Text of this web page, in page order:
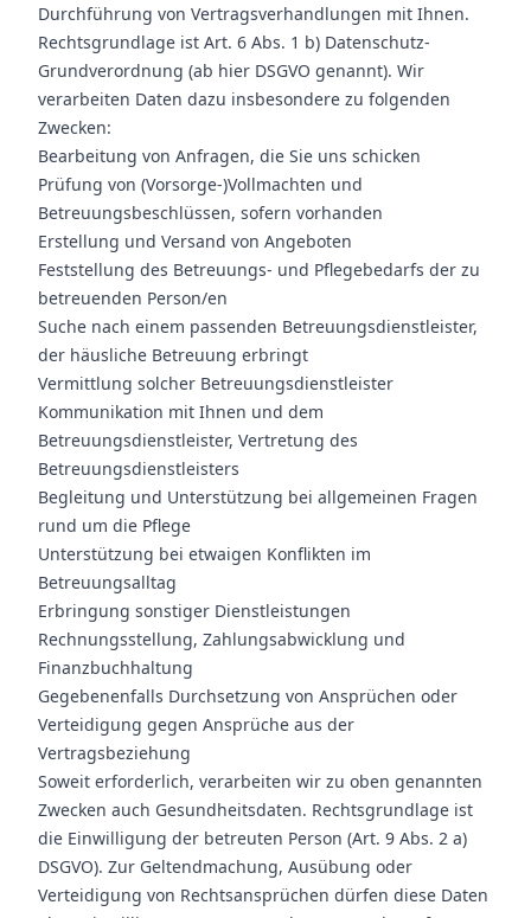
Durchführung von Vertragsverhandlungen mit Ihnen.
Rechtsgrundlage ist Art. 6 Abs. 1 b) Datenschutz-
Grundverordnung (ab hier DSGVO genannt). Wir
verarbeiten Daten dazu insbesondere zu folgenden
Zwecken:
Bearbeitung von Anfragen, die Sie uns schicken
Prüfung von (Vorsorge-)Vollmachten und
Betreuungsbeschlüssen, sofern vorhanden
Erstellung und Versand von Angeboten
Feststellung des Betreuungs- und Pflegebedarfs der zu
betreuenden Person/en
Suche nach einem passenden Betreuungsdienstleister,
der häusliche Betreuung erbringt
Vermittlung solcher Betreuungsdienstleister
Kommunikation mit Ihnen und dem
Betreuungsdienstleister, Vertretung des
Betreuungsdienstleisters
Begleitung und Unterstützung bei allgemeinen Fragen
rund um die Pflege
Unterstützung bei etwaigen Konflikten im
Betreuungsalltag
Erbringung sonstiger Dienstleistungen
Rechnungsstellung, Zahlungsabwicklung und
Finanzbuchhaltung
Gegebenenfalls Durchsetzung von Ansprüchen oder
Verteidigung gegen Ansprüche aus der
Vertragsbeziehung
Soweit erforderlich, verarbeiten wir zu oben genannten
Zwecken auch Gesundheitsdaten. Rechtsgrundlage ist
die Einwilligung der betreuten Person (Art. 9 Abs. 2 a)
DSGVO). Zur Geltendmachung, Ausübung oder
Verteidigung von Rechtsansprüchen dürfen diese Daten